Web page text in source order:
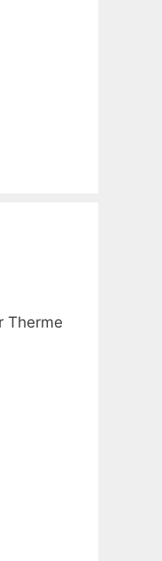
Therme